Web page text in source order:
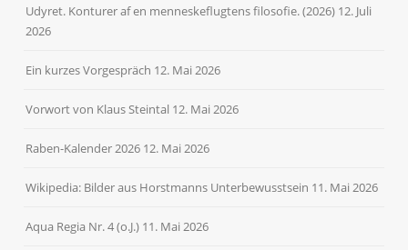
Udyret. Konturer af en menneskeflugtens filosofie. (2026) 12. Juli
2026
Ein kurzes Vorgespräch 12. Mai 2026
Vorwort von Klaus Steintal 12. Mai 2026
Raben-Kalender 2026 12. Mai 2026
Wikipedia: Bilder aus Horstmanns Unterbewusstsein 11. Mai 2026
Aqua Regia Nr. 4 (o.J.) 11. Mai 2026